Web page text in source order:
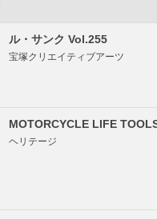
ル・サンク Vol.255
宝塚クリエイティブアーツ
MOTORCYCLE LIFE
ヘリテージ